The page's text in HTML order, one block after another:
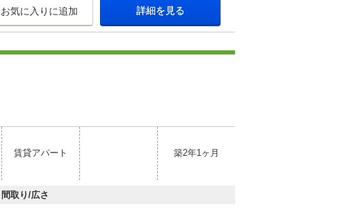
お気に入りに追加 詳細を見る
賃貸アパート 築2年1ヶ月
間取り/広さ